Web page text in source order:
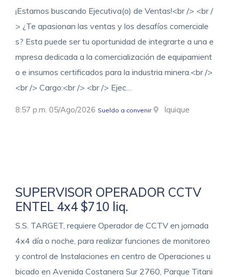
¡Estamos buscando Ejecutiva(o) de Ventas!<br /> <br /
> ¿Te apasionan las ventas y los desafíos comerciale
s? Esta puede ser tu oportunidad de integrarte a una e
mpresa dedicada a la comercialización de equipamient
o e insumos certificados para la industria minera.<br />
<br /> Cargo:<br /> <br /> Ejec…
8:57 p.m. 05/Ago/2026 Sueldo a convenir Iquique
SUPERVISOR OPERADOR CCTV
ENTEL 4x4 $710 liq.
S.S. TARGET, requiere Operador de CCTV en jornada
4x4 día o noche, para realizar funciones de monitoreo
y control de Instalaciones en centro de Operaciones u
bicado en Avenida Costanera Sur 2760, Parque Titani